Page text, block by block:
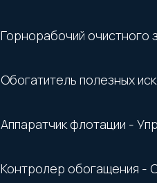
Горнорабочий очистного
Обогатитель полезных
Аппаратчик флотации -
Контролер обогащения -